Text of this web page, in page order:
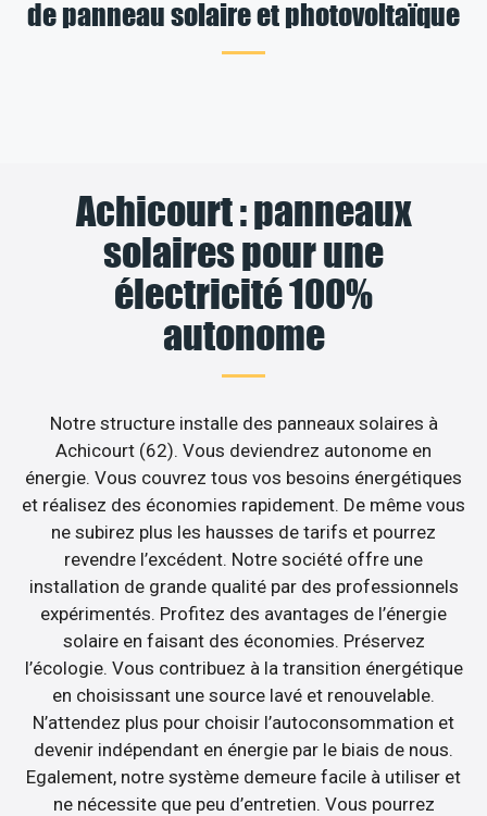
de panneau solaire et photovoltaïque
Achicourt : panneaux
solaires pour une
électricité 100%
autonome
Notre structure installe des panneaux solaires à
Achicourt (62). Vous deviendrez autonome en
énergie. Vous couvrez tous vos besoins énergétiques
et réalisez des économies rapidement. De même vous
ne subirez plus les hausses de tarifs et pourrez
revendre l’excédent. Notre société offre une
installation de grande qualité par des professionnels
expérimentés. Profitez des avantages de l’énergie
solaire en faisant des économies. Préservez
l’écologie. Vous contribuez à la transition énergétique
en choisissant une source lavé et renouvelable.
N’attendez plus pour choisir l’autoconsommation et
devenir indépendant en énergie par le biais de nous.
Egalement, notre système demeure facile à utiliser et
ne nécessite que peu d’entretien. Vous pourrez